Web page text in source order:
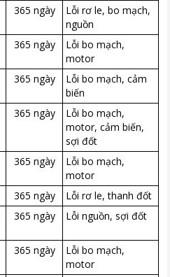
365 ngày
Lỗi rơ le, bo mạch,
nguồn
365 ngày
Lỗi bo mạch,
motor
365 ngày
Lỗi bo mạch, cảm
biến
365 ngày
Lỗi bo mạch,
motor, cảm biến,
sợi đốt
365 ngày
Lỗi bo mạch,
motor
365 ngày
Lỗi rơ le, thanh đốt
365 ngày Lỗi nguồn, sợi đốt
365 ngày
Lỗi bo mạch,
motor